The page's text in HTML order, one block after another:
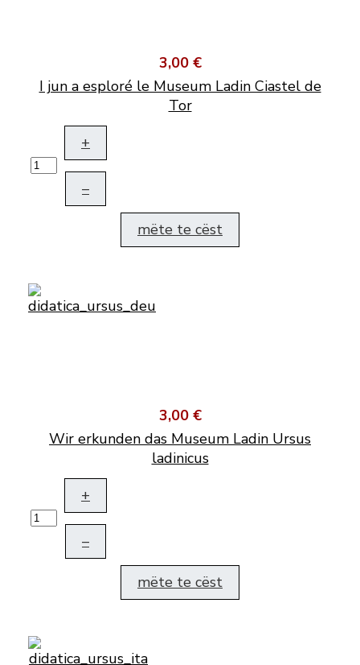
3,00 €
I jun a esploré le Museum Ladin Ciastel de
Tor
+
–
mëte te cëst
3,00 €
Wir erkunden das Museum Ladin Ursus
ladinicus
+
–
mëte te cëst